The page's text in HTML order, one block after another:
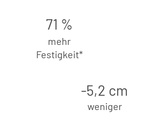
71 %
mehr
Festigkeit*
-5,2 cm
weniger